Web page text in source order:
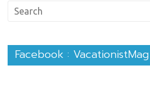
Facebook : VacationistMag